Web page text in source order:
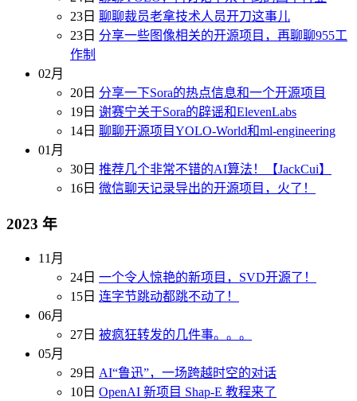
23日 聊聊裁员老拿技术人员开刀这事儿
23日 分享一些图像相关的开源项目，再聊聊955工
作制
02月
20日 分享一下Sora的热点信息和一个开源项目
19日 谢赛宁关于Sora的辟谣和ElevenLabs
14日 聊聊开源项目YOLO-World和ml-engineering
01月
30日 推荐几个非常不错的AI算法！【JackCui】
16日 微信聊天记录导出的开源项目，火了！
2023 年
11月
24日 一个令人惊艳的新项目，SVD开源了！
15日 连字节跳动都跳不动了！
06月
27日 被疯狂转发的几件事。。。
05月
29日 AI“鲁迅”，一场跨越时空的对话
10日 OpenAI 新项目 Shap-E 教程来了